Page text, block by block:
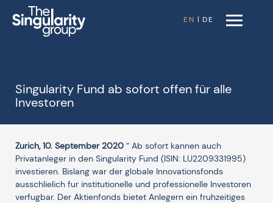
EN | DE
Singularity Fund ab sofort offen für alle
Investoren
Zurich, 10. September 2020 “ Ab sofort kannen auch
Privatanleger in den Singularity Fund (ISIN: LU2209331995)
investieren. Bislang war der globale Innovationsfonds
ausschlielich fur institutionelle und professionelle Investoren
verfugbar. Der Aktienfonds bietet Anlegern ein fruhzeitiges